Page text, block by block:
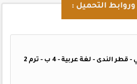
التحميل :
الندى - لغة عربية - 4 ب - ترم 2